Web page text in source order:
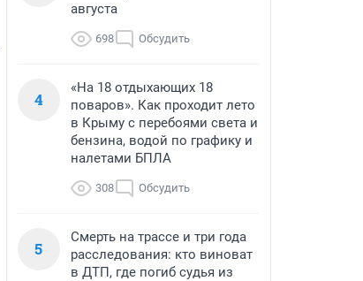
августа
698 Обсудить
4
«На 18 отдыхающих 18
поваров». Как проходит лето
в Крыму с перебоями света и
бензина, водой по графику и
налетами БПЛА
308 Обсудить
5
Смерть на трассе и три года
расследования: кто виноват
в ДТП, где погиб судья из